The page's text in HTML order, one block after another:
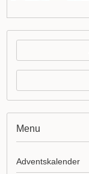
Menu
Adventskalender